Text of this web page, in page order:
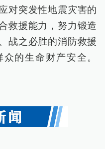
对突发性地震灾害的
救援能力，努力锻造
战之必胜的消防救援
的生命财产安全。